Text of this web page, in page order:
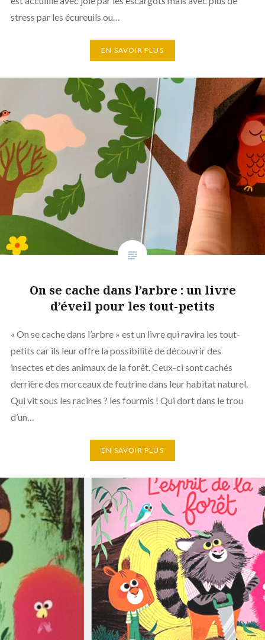
stress par les écureuils ou…
EN SAVOIR PLUS
On se cache dans l’arbre : un livre
d’éveil pour les tout-petits
« On se cache dans l’arbre » est un livre qui ravira les tout-
petits car ils leur offre la possibilité de découvrir des
insectes et des animaux de la forêt. Ceux-ci sont cachés
derrière des morceaux de feutrine dans leur habitat naturel.
Qui vit sous les racines ? les fourmis ! Qui dort dans le trou
d’un…
EN SAVOIR PLUS